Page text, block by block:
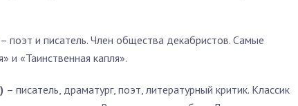
– поэт и писатель. Член общества декабристов. Самые
и «Таинственная капля».
– писатель, драматург, поэт, литературный критик. Классик